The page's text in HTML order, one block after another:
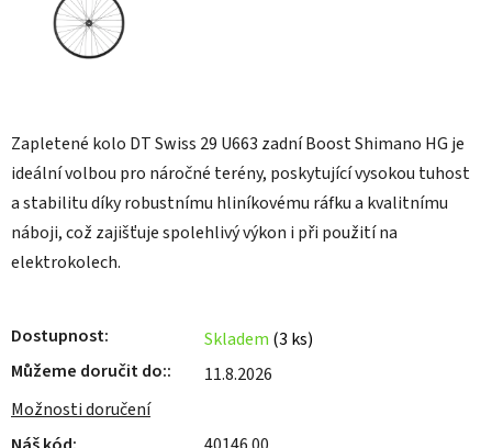
Zapletené kolo DT Swiss 29 U663 zadní Boost Shimano HG je
ideální volbou pro náročné terény, poskytující vysokou tuhost
a stabilitu díky robustnímu hliníkovému ráfku a kvalitnímu
náboji, což zajišťuje spolehlivý výkon i při použití na
elektrokolech.
Dostupnost Skladem (3 ks)
Můžeme doručit do:
11.8.2026
Možnosti doručení